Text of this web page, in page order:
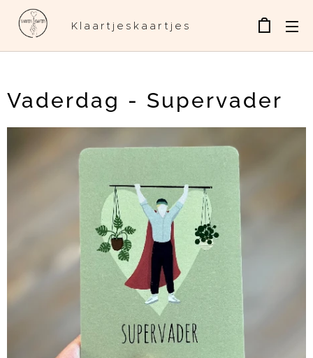
Klaartjeskaartjes
Vaderdag - Supervader